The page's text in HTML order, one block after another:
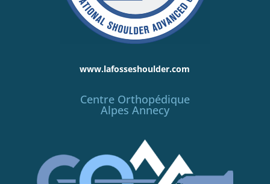
www.lafosseshoulder.com
Centre Orthopédique
Alpes Annecy